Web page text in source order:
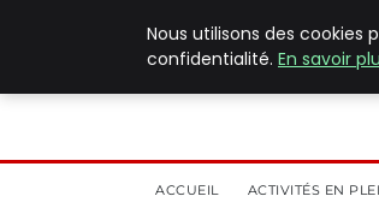
ACCUEIL ACTIVITÉS EN
Nous utilisons des
confidentialité. En savoir